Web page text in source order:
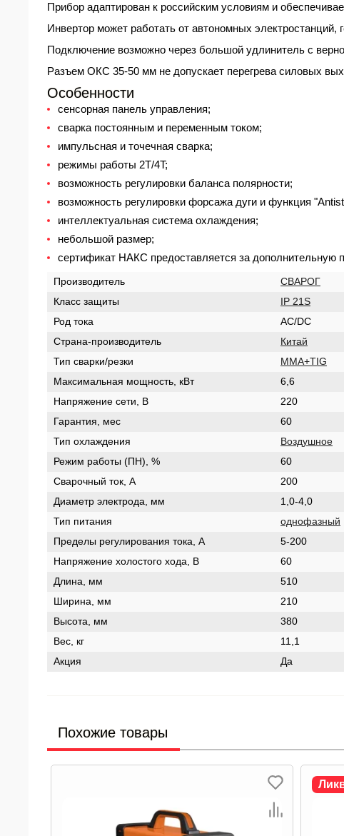
Прибор адаптирован к российским условиям и
Инвертор может работать от автономных
Подключение возможно через большой удлинитель с
Разъем ОКС 35-50 мм не допускает перегрева силовых
Особенности
сенсорная панель управления;
сварка постоянным и переменным током;
импульсная и точечная сварка;
режимы работы 2T/4T;
возможность регулировки баланса полярности;
возможность регулировки форсажа дуги и функция
интеллектуальная система охлаждения;
небольшой размер;
сертификат НАКС предоставляется за дополнительную
Производитель
СВАРОГ
Класс защиты
IP 21S
Род тока
AC/DC
Страна-производитель
Китай
Тип сварки/резки
MMA+TIG
Максимальная мощность, кВт
6,6
Напряжение сети, В
220
Гарантия, мес
60
Тип охлаждения
Воздушное
Режим работы (ПН), %
60
Сварочный ток, А
200
Диаметр электрода, мм
1,0-4,0
Тип питания
однофазный
Пределы регулирования тока, А
5-200
Напряжение холостого хода, В
60
Длина, мм
510
Ширина, мм
210
Высота, мм
380
Вес, кг
11,1
Акция
Да
Похожие товары